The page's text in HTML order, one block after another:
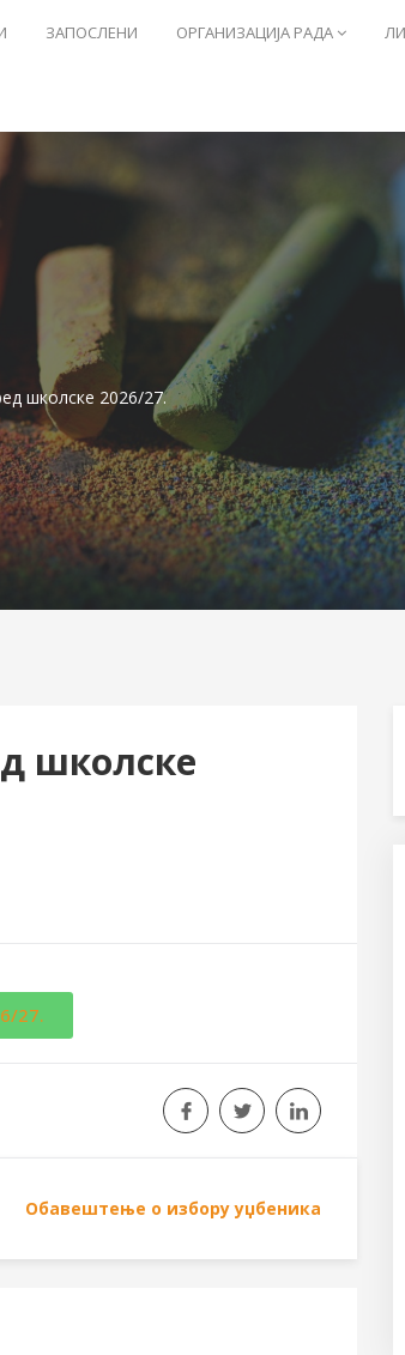
ЗАПОСЛЕНИ ОРГАНИЗАЦИЈА РАДА
школске 2026/27.
школске
27.
Обавештење о избору уџбеника